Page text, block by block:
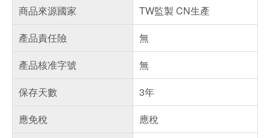
商品來源國家
TW監製 CN生產
產品責任險
無
產品核准字號
無
保存天數
3年
應免稅
應稅